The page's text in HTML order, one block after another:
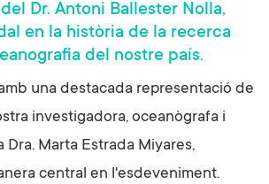
Dr. Antoni Ballester Nolla,
en la història de la recerca
del nostre país.
una destacada representació de
investigadora, oceanògrafa i
Dra. Marta Estrada Miyares,
central en l'esdeveniment.